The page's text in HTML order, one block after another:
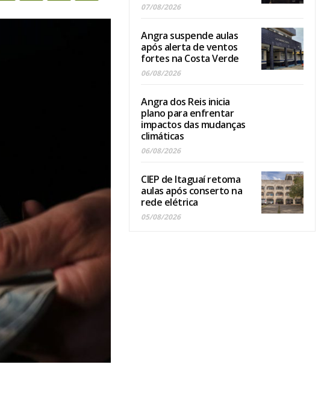
07/08/2026
Angra suspende aulas
após alerta de ventos
fortes na Costa Verde
06/08/2026
Angra dos Reis inicia
plano para enfrentar
impactos das mudanças
climáticas
06/08/2026
CIEP de Itaguaí retoma
aulas após conserto na
rede elétrica
05/08/2026